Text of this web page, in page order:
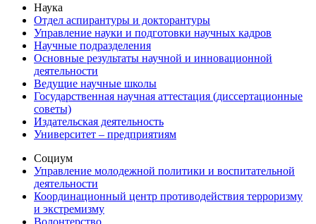
Наука
Отдел аспирантуры и докторантуры
Управление науки и подготовки научных кадров
Научные подразделения
Основные результаты научной и инновационной
деятельности
Ведущие научные школы
Государственная научная аттестация (диссертационные
советы)
Издательская деятельность
Университет – предприятиям
Социум
Управление молодежной политики и воспитательной
деятельности
Координационный центр противодействия терроризму
и экстремизму
Волонтерство